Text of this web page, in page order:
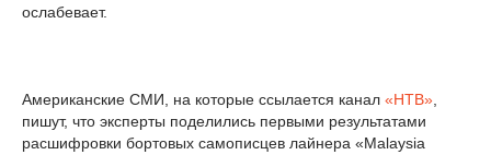
ослабевает.
Американские СМИ, на которые ссылается канал «НТВ»
пишут, что эксперты поделились первыми результатами
расшифровки бортовых самописцев лайнера «Malaysia